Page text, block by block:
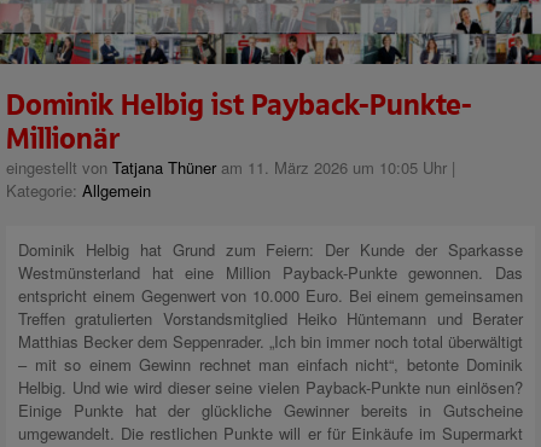
Dominik Helbig ist Payback-Punkte-
Millionär
eingestellt von Tatjana Thüner am 11. März 2026 um 10:05 Uhr |
Kategorie: Allgemein
Dominik Helbig hat Grund zum Feiern: Der Kunde der Sparkasse
Westmünsterland hat eine Million Payback-Punkte gewonnen. Das
entspricht einem Gegenwert von 10.000 Euro. Bei einem gemeinsamen
Treffen gratulierten Vorstandsmitglied Heiko Hüntemann und Berater
Matthias Becker dem Seppenrader. „Ich bin immer noch total überwältigt
– mit so einem Gewinn rechnet man einfach nicht“, betonte Dominik
Helbig. Und wie wird dieser seine vielen Payback-Punkte nun einlösen?
Einige Punkte hat der glückliche Gewinner bereits in Gutscheine
umgewandelt. Die restlichen Punkte will er für Einkäufe im Supermarkt